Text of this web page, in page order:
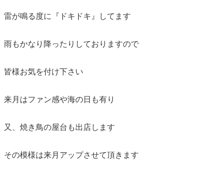
雷が鳴る度に『ドキドキ』してます
雨もかなり降ったりしておりますので
皆様お気を付け下さい
来月はファン感や海の日も有り
又、焼き鳥の屋台も出店します
その模様は来月アップさせて頂きます